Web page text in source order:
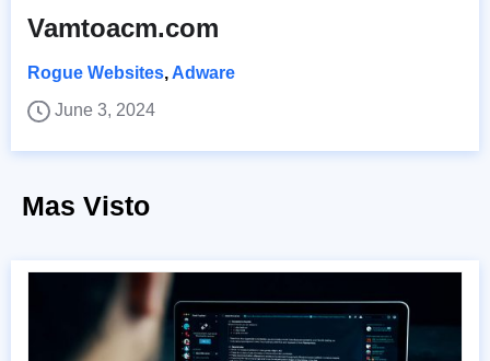
Vamtoacm.com
Rogue Websites, Adware
June 3, 2024
Mas Visto